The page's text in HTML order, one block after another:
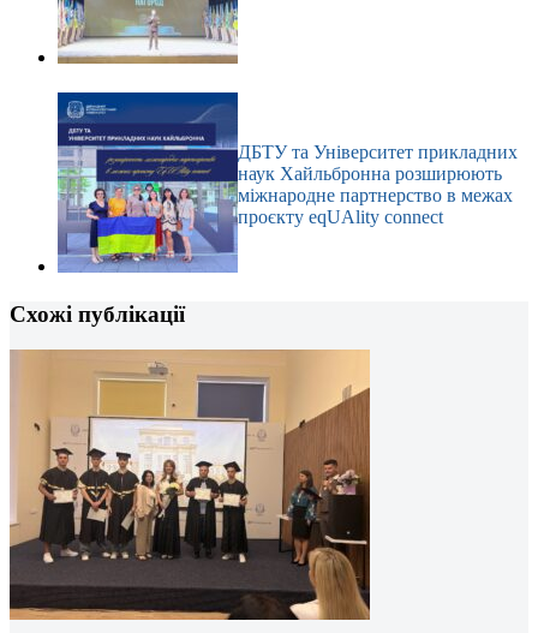
ДБТУ та Університет прикладних
наук Хайльбронна розширюють
міжнародне партнерство в межах
проєкту eqUAlity connect
Схожі публікації